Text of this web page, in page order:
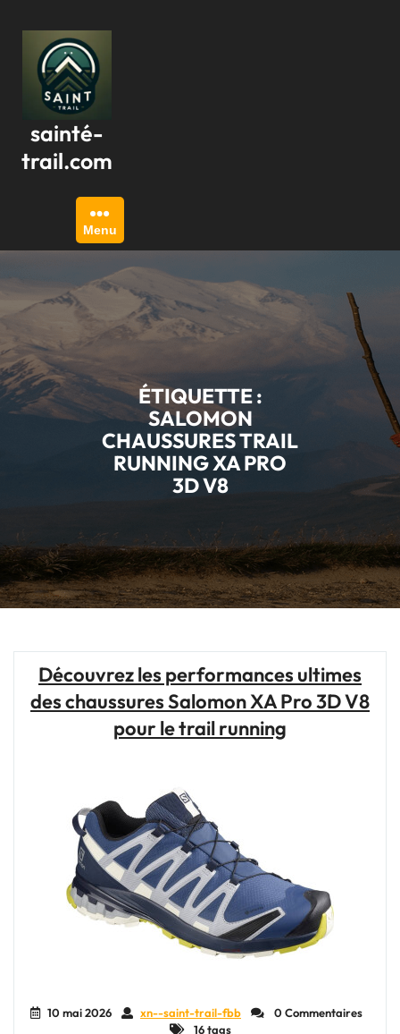
contenu
sainté-
trail.com
Menu
ÉTIQUETTE :
SALOMON
CHAUSSURES TRAIL
RUNNING XA PRO
3D V8
Découvrez les performances ultimes
des chaussures Salomon XA Pro 3D V8
pour le trail running
10 mai 2026 xn--saint-trail-fbb
0 Commentaires
16 tags